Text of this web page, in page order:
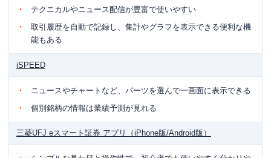
テクニカルやニュース配信が豊富で使いやすい
取引履歴を自動で記録し、集計やグラフを表示できる便利な機
能もある
iSPEED
ニュースやチャートなど、パーツを選んで一画面に表示できる
個別銘柄の情報は業績予測が見れる
三菱UFJ eスマート証券 アプリ（iPhone版/Android版）